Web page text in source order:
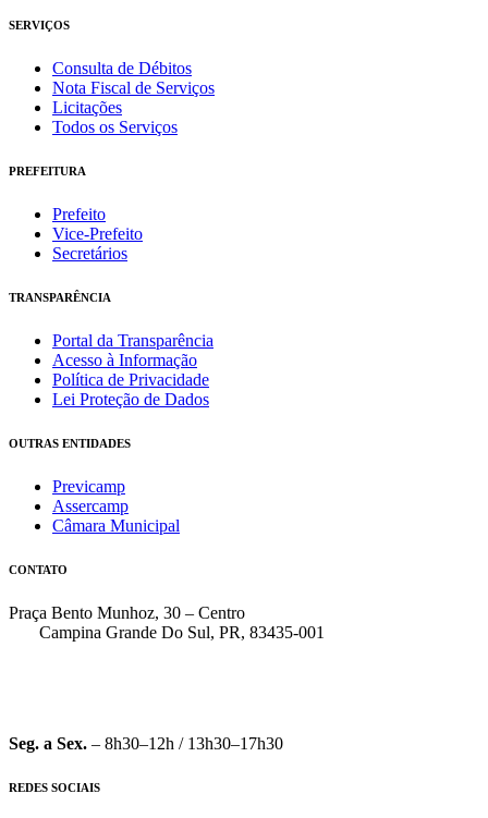
SERVIÇOS
Consulta de Débitos
Nota Fiscal de Serviços
Licitações
Todos os Serviços
PREFEITURA
Prefeito
Vice-Prefeito
Secretários
TRANSPARÊNCIA
Portal da Transparência
Acesso à Informação
Política de Privacidade
Lei Proteção de Dados
OUTRAS ENTIDADES
Previcamp
Assercamp
Câmara Municipal
CONTATO
Praça Bento Munhoz, 30 – Centro
Campina Grande Do Sul, PR, 83435-001
Seg. a Sex. – 8h30–12h / 13h30–17h30
REDES SOCIAIS